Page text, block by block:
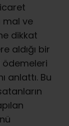
mal ve
dikkat
aldığı bir
ödemeleri
anlattı. Bu